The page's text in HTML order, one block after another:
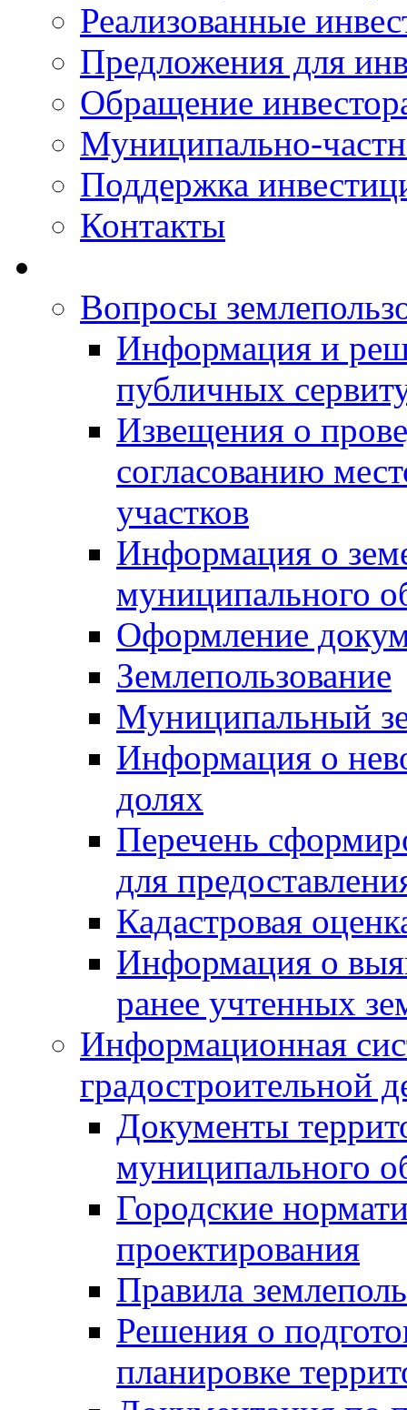
Реализованные
Предложения для
Обращение
Муниципально-
Поддержка
Контакты
Вопросы
Информация и
публичных
Извещения о
согласованию
участков
Информация о
муниципального
Оформление
Землепользование
Муниципальный
Информация о
долях
Перечень
для
Кадастровая
Информация о
ранее учтенных
Информационная
градостроительной
Документы
муниципального
Городские
проектирования
Правила
Решения о
планировке